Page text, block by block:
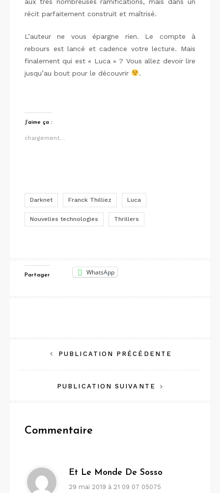
récit parfaitement construit et maîtrisé.
L’auteur ne vous épargne rien. Le compte à
rebours est lancé et cadence votre lecture. Mais
finalement qui est « Luca » ? Vous allez devoir lire
jusqu’au bout pour le découvrir
.
J’aime ça :
chargement…
Darknet Franck Thilliez Luca
Nouvelles technologies Thrillers
Partager WhatsApp
Navigation
de
l’article
PUBLICATION PRÉCÉDENTE
PUBLICATION SUIVANTE
Commentaire
Et Le Monde De Sosso
29 mai 2019 à 21 09 07 05075